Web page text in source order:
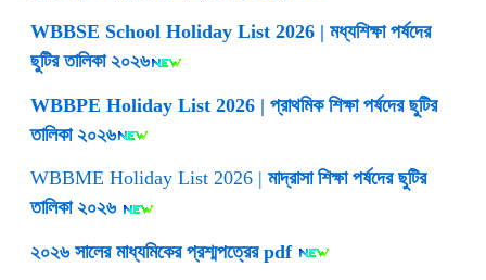
WBBSE School Holiday List 2026 | মধ্যশিক্ষা পর্ষদের
ছুটির তালিকা ২০২৬
WBBPE Holiday List 2026 | প্রাথমিক শিক্ষা পর্ষদের ছুটির
তালিকা ২০২৬
WBBME Holiday List 2026 | মাদ্রাসা শিক্ষা পর্ষদের ছুটির
তালিকা ২০২৬
২০২৬ সালের মাধ্যমিকের প্রশ্মপত্রের pdf